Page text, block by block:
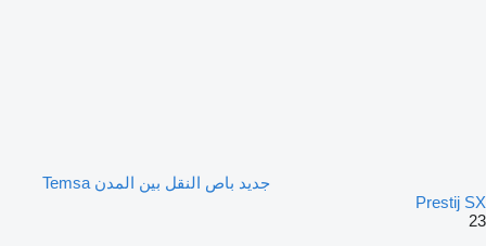
جديد باص النقل بين المدن Temsa
Prestij SX
23